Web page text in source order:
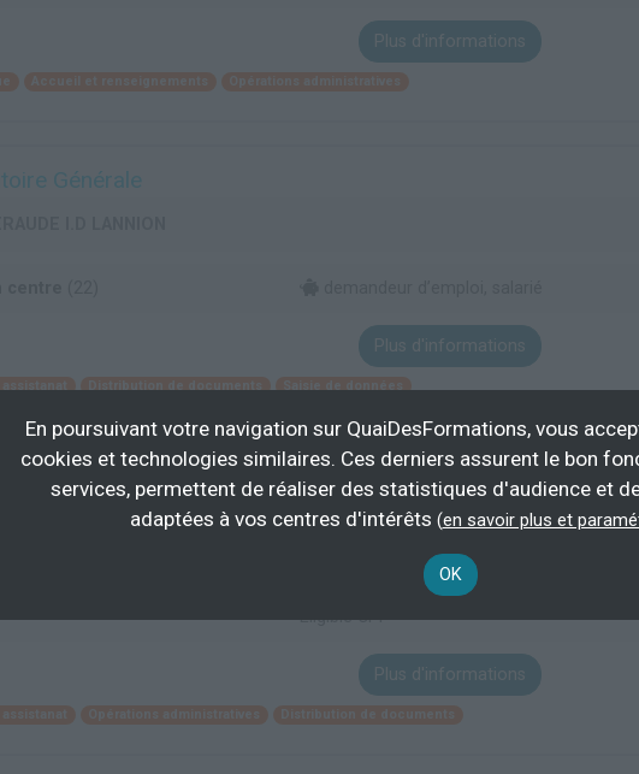
Plus d'informations
Générale
Plus d'informations
administratif d'Accueil Assurer l'accueil d'une structure
demandeur d’emploi, salarié,
Éligible CPF
Plus d'informations
En poursuivant votre navigation sur QuaiDesFormations, vous
cookies et technologies similaires. Ces derniers assurent le bon
services, permettent de réaliser des statistiques d'audience et
adaptées à vos centres d'intérêts (en savoir plus et
OK